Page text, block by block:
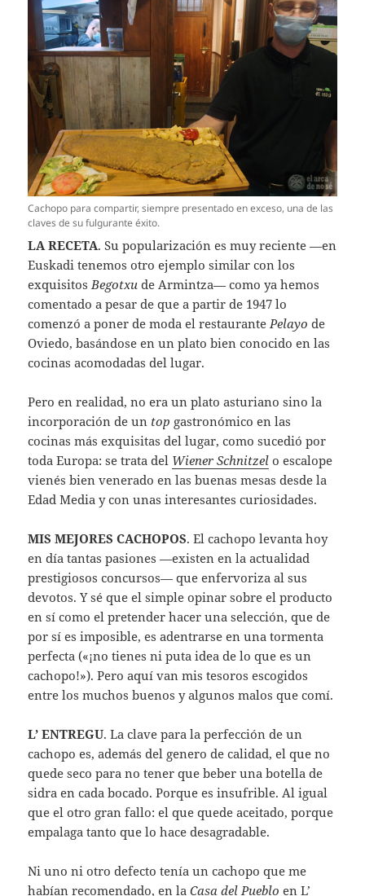
Cachopo para compartir, siempre presentado en exceso, una de las
claves de su fulgurante éxito.
LA RECETA. Su popularización es muy reciente —en
Euskadi tenemos otro ejemplo similar con los
exquisitosBegotxu de Armintza— como ya hemos
comentado a pesar de que a partir de 1947 lo
comenzó a poner de moda el restaurantePelayode
Oviedo, basándose en un plato bien conocido en las
cocinas acomodadas del lugar.
Pero en realidad, no era un plato asturiano sino la
incorporación de un top gastronómico en las
cocinas más exquisitas del lugar, como sucedió por
toda Europa: se trata del Wiener Schnitzel o escalope
vienés bien venerado en las buenas mesas desde la
Edad Media y con unas interesantes curiosidades.
MIS MEJORES CACHOPOS. El cachopo levanta hoy
en día tantas pasiones —existen en la actualidad
prestigiosos concursos— que enfervoriza al sus
devotos. Y sé que el simple opinar sobre el producto
en sí como el pretender hacer una selección, que de
por sí es imposible, es adentrarse en una tormenta
perfecta («¡no tienes ni puta idea de lo que es un
cachopo!»). Pero aquí van mis tesoros escogidos
entre los muchos buenos y algunos malos que comí.
L’ ENTREGU. La clave para la perfección de un
cachopo es, además del genero de calidad, el que no
quede seco para no tener que beber una botella de
sidra en cada bocado. Porque es insufrible. Al igual
que el otro gran fallo: el que quede aceitado, porque
empalaga tanto que lo hace desagradable.
Ni uno ni otro defecto tenía un cachopo que me
habían recomendado, en laCasa del Pueblo en L’